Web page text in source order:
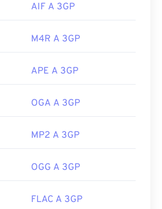
file flessibile che supporta
è compatibile con strumenti
. Per migliorare la qualità del
AIF A 3GP
M4R A 3GP
APE A 3GP
OGA A 3GP
MP2 A 3GP
OGG A 3GP
FLAC A 3GP